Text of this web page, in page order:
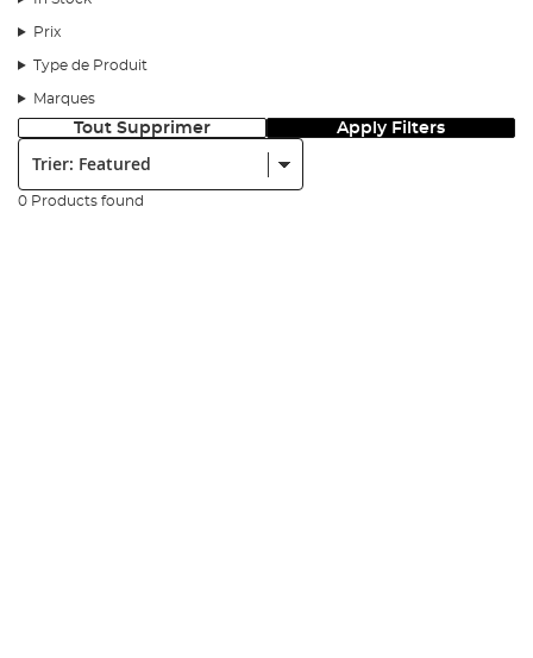
Prix
Type de Produit
Marques
Tout Supprimer Apply Filters
0 Products found